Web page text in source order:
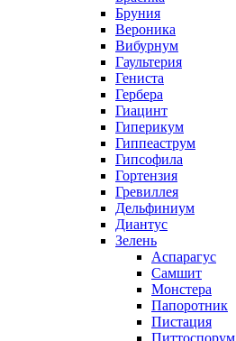
Бруния
Вероника
Вибурнум
Гаультерия
Гениста
Гербера
Гиацинт
Гиперикум
Гиппеаструм
Гипсофила
Гортензия
Гревиллея
Дельфиниум
Диантус
Зелень
Аспарагус
Самшит
Монстера
Папоротник
Пистация
Питтоспорум